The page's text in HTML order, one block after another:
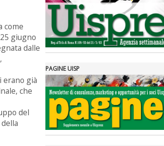
come
giugno
dalle
erano già
che
del
PAGINE UISP